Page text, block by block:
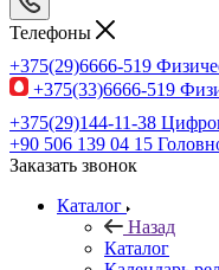
Телефоны
+375(29)6666-519
+375(33)6666-519
+375(29)144-11-38
+90 506 139 04 15
Заказать звонок
Каталог
Назад
Каталог